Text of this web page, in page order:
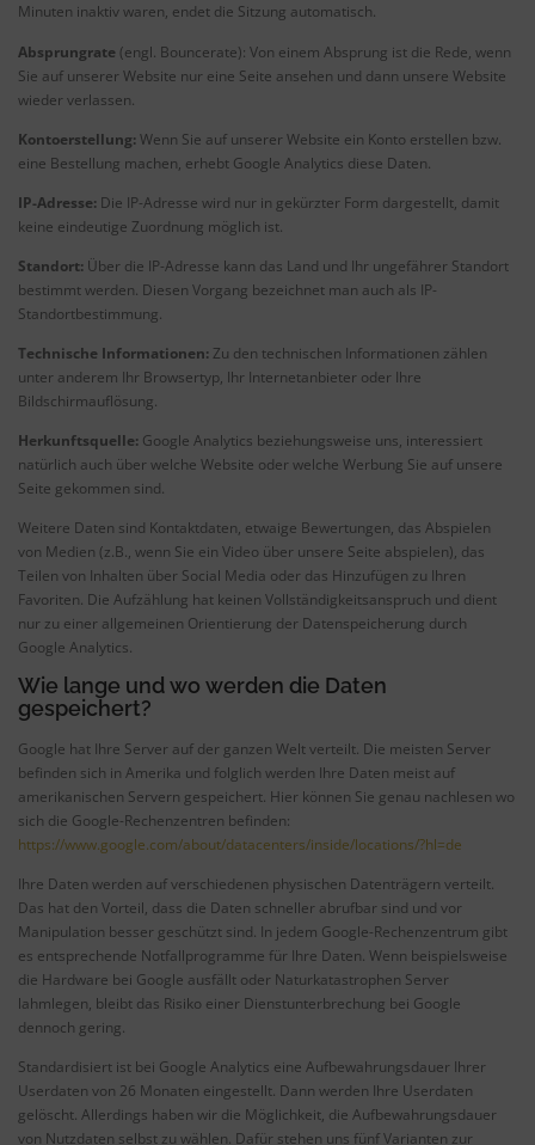
Minuten inaktiv waren, endet die Sitzung automatisch.
Absprungrate (engl. Bouncerate): Von einem Absprung ist die Rede, wenn
Sie auf unserer Website nur eine Seite ansehen und dann unsere Website
wieder verlassen.
Kontoerstellung: Wenn Sie auf unserer Website ein Konto erstellen bzw.
eine Bestellung machen, erhebt Google Analytics diese Daten.
IP-Adresse: Die IP-Adresse wird nur in gekürzter Form dargestellt, damit
keine eindeutige Zuordnung möglich ist.
Standort: Über die IP-Adresse kann das Land und Ihr ungefährer Standort
bestimmt werden. Diesen Vorgang bezeichnet man auch als IP-
Standortbestimmung.
Technische Informationen: Zu den technischen Informationen zählen
unter anderem Ihr Browsertyp, Ihr Internetanbieter oder Ihre
Bildschirmauflösung.
Herkunftsquelle: Google Analytics beziehungsweise uns, interessiert
natürlich auch über welche Website oder welche Werbung Sie auf unsere
Seite gekommen sind.
Weitere Daten sind Kontaktdaten, etwaige Bewertungen, das Abspielen
von Medien (z.B., wenn Sie ein Video über unsere Seite abspielen), das
Teilen von Inhalten über Social Media oder das Hinzufügen zu Ihren
Favoriten. Die Aufzählung hat keinen Vollständigkeitsanspruch und dient
nur zu einer allgemeinen Orientierung der Datenspeicherung durch
Google Analytics.
Wie lange und wo werden die Daten
gespeichert?
Google hat Ihre Server auf der ganzen Welt verteilt. Die meisten Server
befinden sich in Amerika und folglich werden Ihre Daten meist auf
amerikanischen Servern gespeichert. Hier können Sie genau nachlesen wo
sich die Google-Rechenzentren befinden:
https://www.google.com/about/datacenters/inside/locations/?hl=de
Ihre Daten werden auf verschiedenen physischen Datenträgern verteilt.
Das hat den Vorteil, dass die Daten schneller abrufbar sind und vor
Manipulation besser geschützt sind. In jedem Google-Rechenzentrum gibt
es entsprechende Notfallprogramme für Ihre Daten. Wenn beispielsweise
die Hardware bei Google ausfällt oder Naturkatastrophen Server
lahmlegen, bleibt das Risiko einer Dienstunterbrechung bei Google
dennoch gering.
Standardisiert ist bei Google Analytics eine Aufbewahrungsdauer Ihrer
Userdaten von 26 Monaten eingestellt. Dann werden Ihre Userdaten
gelöscht. Allerdings haben wir die Möglichkeit, die Aufbewahrungsdauer
von Nutzdaten selbst zu wählen. Dafür stehen uns fünf Varianten zur